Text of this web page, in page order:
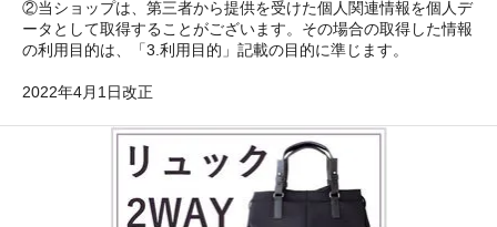
②当ショップは、第三者から提供を受けた個人関連情報を個人デ
ータとして取得することがございます。その場合の取得した情報
の利用目的は、「3.利用目的」記載の目的に準じます。
2022年4月1日改正